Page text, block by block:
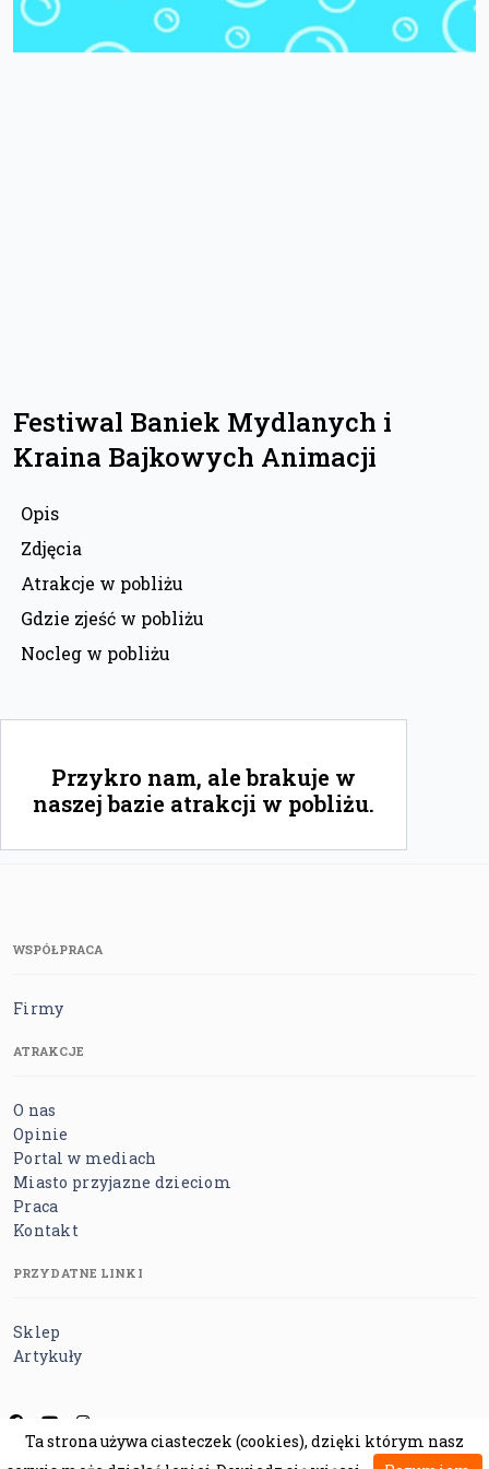
Festiwal Baniek Mydlanych i
Kraina Bajkowych Animacji
Opis
Zdjęcia
Atrakcje w pobliżu
Gdzie zjeść w pobliżu
Nocleg w pobliżu
Przykro nam, ale brakuje w
naszej bazie atrakcji w pobliżu.
WSPÓŁPRACA
Firmy
ATRAKCJE
O nas
Opinie
Portal w mediach
Miasto przyjazne dzieciom
Praca
Kontakt
PRZYDATNE LINKI
Sklep
Artykuły
Regulamin Polityka prywatności Polityka cookies
Ta strona używa ciasteczek (cookies), dzięki którym nasz